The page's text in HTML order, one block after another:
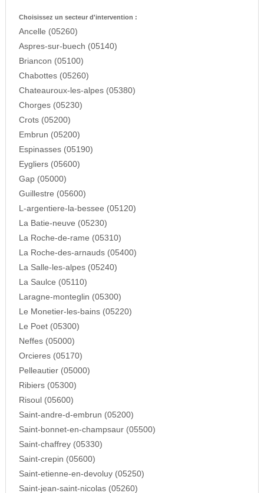
Choisissez un secteur d'intervention :
Ancelle (05260)
Aspres-sur-buech (05140)
Briancon (05100)
Chabottes (05260)
Chateauroux-les-alpes (05380)
Chorges (05230)
Crots (05200)
Embrun (05200)
Espinasses (05190)
Eygliers (05600)
Gap (05000)
Guillestre (05600)
L-argentiere-la-bessee (05120)
La Batie-neuve (05230)
La Roche-de-rame (05310)
La Roche-des-arnauds (05400)
La Salle-les-alpes (05240)
La Saulce (05110)
Laragne-monteglin (05300)
Le Monetier-les-bains (05220)
Le Poet (05300)
Neffes (05000)
Orcieres (05170)
Pelleautier (05000)
Ribiers (05300)
Risoul (05600)
Saint-andre-d-embrun (05200)
Saint-bonnet-en-champsaur (05500)
Saint-chaffrey (05330)
Saint-crepin (05600)
Saint-etienne-en-devoluy (05250)
Saint-jean-saint-nicolas (05260)